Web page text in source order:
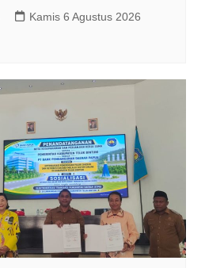
Kamis 6 Agustus 2026